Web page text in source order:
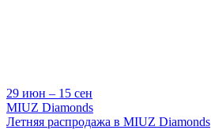
29 июн ‒ 15 сен
MIUZ Diamonds
Летняя распродажа в MIUZ Diamonds